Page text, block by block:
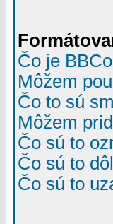
Čo je
Môžem
Čo to sú
Môžem
Čo sú to
Čo sú to
Čo sú to